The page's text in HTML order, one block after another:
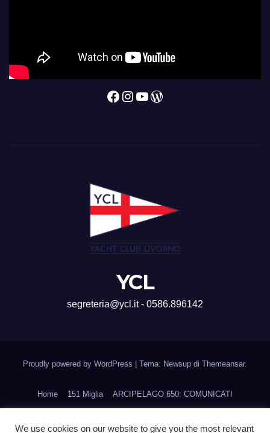
Facebook Instagram YouTube WordPress
YCL
segreteria@ycl.it - 0586.896142
Proudly powered by WordPress Tema: Newsup di Themeansar.
Home 151 Miglia ARCIPELAGO 650: COMUNICATI
We use cookies on our website to give you the most relevant